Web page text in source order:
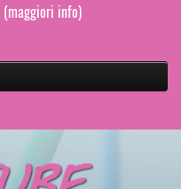
(maggiori info)